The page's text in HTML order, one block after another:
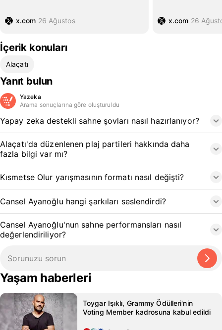
x.com 26 Ağustos x.com 26
İçerik konuları
Alaçatı
Yanıt bulun
Yazeka
Arama sonuçlarına göre oluşturuldu
Yapay zeka destekli sahne şovları nasıl hazırlanıyor?
Alaçatı'da düzenlenen plaj partileri hakkında daha
fazla bilgi var mı?
Kısmetse Olur yarışmasının formatı nasıl değişti?
Cansel Ayanoğlu hangi şarkıları seslendirdi?
Cansel Ayanoğlu'nun sahne performansları nasıl
değerlendiriliyor?
Yaşam haberleri
Toygar Işıklı, Grammy Ödülleri'nin
Voting Member kadrosuna kabul edildi